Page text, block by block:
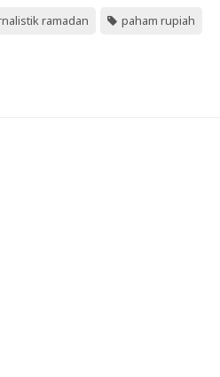
ramadan paham rupiah